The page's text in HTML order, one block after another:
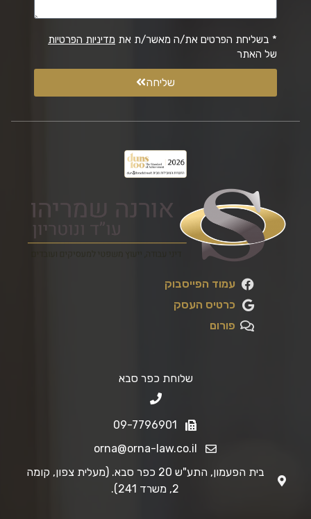
* בשליחת הפרטים את/ה מאשר/ת את מדיניות הפרטיות
של האתר
שליחה
עמוד הפייסבוק
כרטיס העסק
פורום
שלוחת כפר סבא
09-7796901
orna@orna-law.co.il
בית הפעמון, התע"ש 20 כפר סבא. (מעלית צפון, קומה
2, משרד 241).